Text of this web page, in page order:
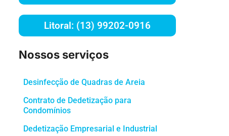
Litoral: (13) 99202-0916
Nossos serviços
Desinfecção de Quadras de Areia
Contrato de Dedetização para
Condomínios
Dedetização Empresarial e Industrial